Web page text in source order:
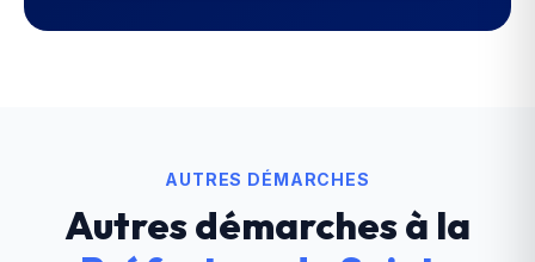
AUTRES DÉMARCHES
Autres démarches à la